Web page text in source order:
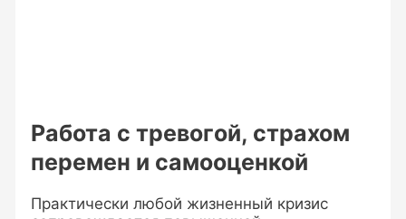
Работа с тревогой, страхом
перемен и самооценкой
Практически любой жизненный кризис